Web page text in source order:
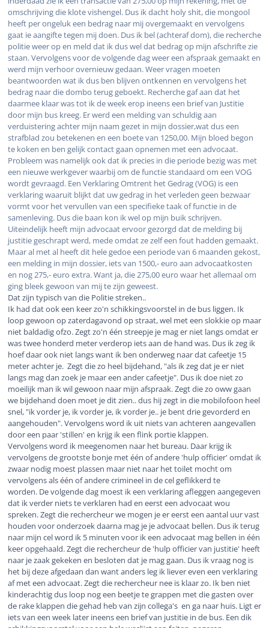
omschrijving die klote vishengel. Dus ik dacht holy shit, die mongool
heeft per ongeluk een bedrag naar mij overgemaakt en vervolgens
gaat ie aangifte tegen mij doen. Dus ik bel (achteraf dom), die recherche
politie weer op en meld dat ik dus wel dat bedrag op mijn afschrifte zie
staan. Vervolgens voor de volgende dag weer een afspraak gemaakt en
werd mijn verhoor overnieuw gedaan. Weer vragen moeten
beantwoorden wat ik dus ben blijven ontkennen en vervolgens het
bedrag naar die dombo terug geboekt. Recherche gaf aan dat het
daarmee klaar was tot ik de week erop ineens een brief van Justitie
door mijn bus kreeg. Er werd een melding van schuldig aan
verduistering achter mijn naam gezet in mijn dossier,wat dus een
strafblad zou betekenen en een boete van 1250,00. Mijn bloed begon
te koken en ben gelijk contact gaan opnemen met een advocaat.
Probleem was namelijk ook dat ik precies in die periode bezig was met
een nieuwe werkgever waarbij om de functie standaard om een VOG
wordt gevraagd. Een Verklaring Omtrent het Gedrag (VOG) is een
verklaring waaruit blijkt dat uw gedrag in het verleden geen bezwaar
vormt voor het vervullen van een specifieke taak of functie in de
samenleving. Dus die baan kon ik wel op mijn buik schrijven.
Uiteindelijk heeft mijn advocaat ervoor gezorgd dat de melding bij
justitie geschrapt werd, mede omdat ze zelf een fout hadden gemaakt.
Maar al met al heeft dit hele gedoe een periode van 6 maanden gekost,
een melding in mijn dossier, iets van 1500,- euro aan advocaatkosten
en nog 275,- euro extra. Want ja, die 275,00 euro waar het allemaal om
ging bleek gewoon van mij te zijn geweest.
Dat zijn typisch van die Politie streken..
Ik had dat ook een keer zo'n schikkingsvoorstel in de bus liggen. Ik
loop gewoon op zaterdagavond op straat, wel met een slokkie op maar
niet baldadig ofzo. Zegt zo'n één streepje je mag er niet langs omdat er
was twee honderd meter verderop iets aan de hand was. Dus ik zeg ik
hoef daar ook niet langs want ik ben onderweg naar dat cafeetje 15
meter achter je. Zegt die zo heel bijdehand, "als ik zeg dat je er niet
langs mag dan zoek je maar een ander cafeetje". Dus ik doe niet zo
moeilijk man ik wil gewoon naar mijn afspraak. Zegt die zo oww gaan
we bijdehand doen moet je dit zien.. dus hij zegt in die mobilofoon heel
snel, "ik vorder je, ik vorder je, ik vorder je.. je bent drie gevorderd en
aangehouden". Vervolgens word ik uit niets van achteren aangevallen
door een paar 'stillen' en krijg ik een flink portie klappen.
Vervolgens word ik meegenomen naar het bureau. Daar krijg ik
vervolgens de grootste bonje met één of andere 'hulp officier' omdat ik
zwaar nodig moest plassen maar niet naar het toilet mocht om
vervolgens als één of andere crimineel in de cel geflikkerd te
worden. De volgende dag moest ik een verklaring afleggen aangegeven
dat ik verder niets te verklaren had en eerst een advocaat wou
spreken. Zegt die rechercheur we mogen je er eerst een aantal uur vast
houden voor onderzoek daarna mag je je advocaat bellen. Dus ik terug
naar mijn cel word ik 5 minuten voor ik een advocaat mag bellen in één
keer opgehaald. Zegt die rechercheur de 'hulp officier van justitie' heeft
naar je zaak gekeken en besloten dat je mag gaan. Dus ik vraag nog is
het bij deze afgedaan dan want anders leg ik liever even een verklaring
af met een advocaat. Zegt die rechercheur nee is klaar zo. Ik ben niet
kinderachtig dus loop nog een beetje te grappen met die gasten over
de rake klappen die gehad heb van zijn collega's en ga naar huis. Ligt er
iets van een week later ineens een brief van justitie in de bus. Een dik